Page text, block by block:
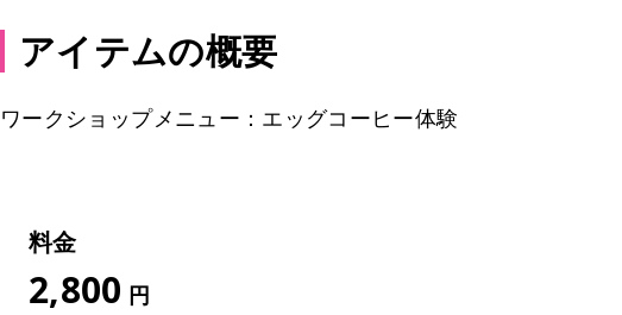
アイテムの概要
ワークショップメニュー：エッグコーヒー体験
料金
2,800 円